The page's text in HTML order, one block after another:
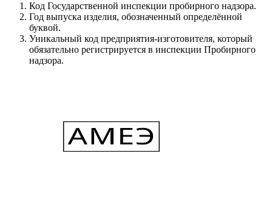
Код Государственной инспекции пробирного надзора.
Год выпуска изделия, обозначенный определённой
буквой.
Уникальный код предприятия-изготовителя, который
обязательно регистрируется в инспекции Пробирного
надзора.